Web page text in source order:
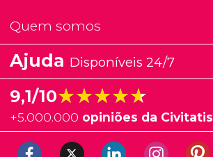
Quem somos
Ajuda Disponíveis 24/7
9,1/10★★★★★
★★★★★
+5.000.000 opiniões da Civitatis